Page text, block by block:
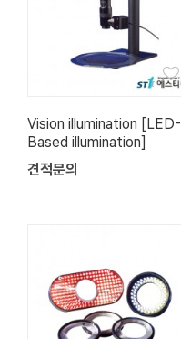
Vision illumination [LED-
Based illumination]
견적문의